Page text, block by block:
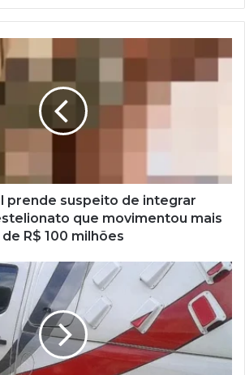
prende suspeito de integrar
que movimentou mais
de R$ 100 milhões